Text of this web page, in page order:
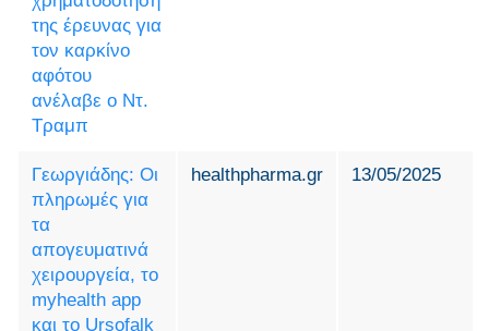
της έρευνας για
τον καρκίνο
αφότου
ανέλαβε ο Ντ.
Τραμπ
Γεωργιάδης: Οι
πληρωμές για
τα
απογευματινά
χειρουργεία, το
myhealth app
και το Ursofalk
healthpharma.gr 13/05/2025